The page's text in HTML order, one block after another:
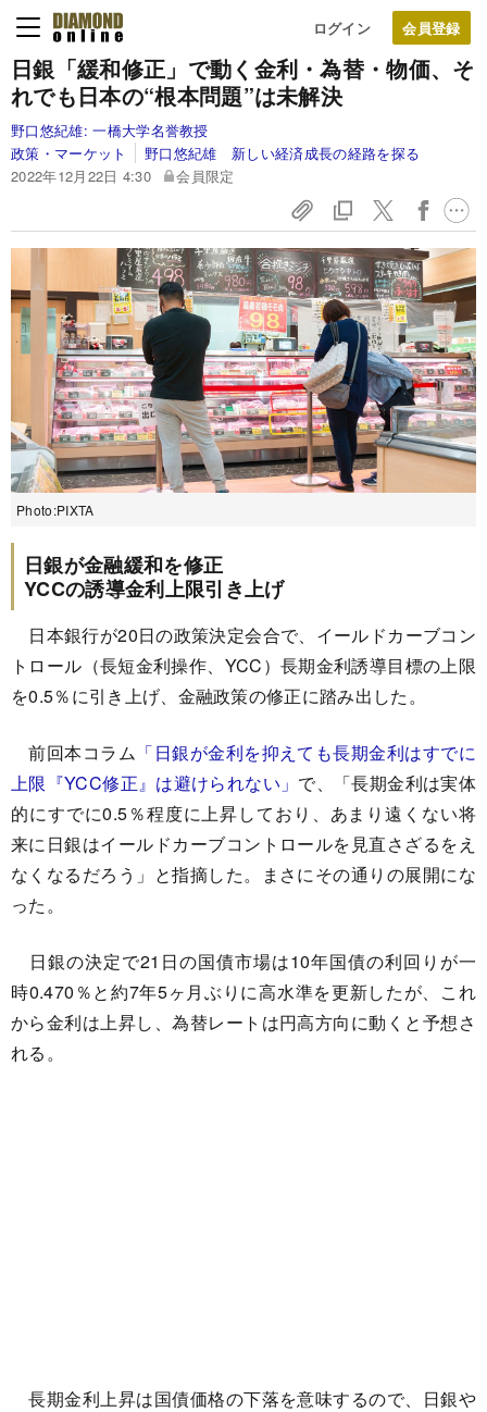
ログイン
日銀「緩和修正」で動く金利・為替・物価、そ
れでも日本の“根本問題”は未解決
野口悠紀雄:一橋大学名誉教授
政策・マーケット
野口悠紀雄 新しい経済成長の経路を探る
2022年12月22日 4:30
会員限定
Photo:PIXTA
日銀が金融緩和を修正
YCCの誘導金利上限引き上げ
日本銀行が20日の政策決定会合で、イールドカーブコン
トロール（長短金利操作、YCC）長期金利誘導目標の上限
を0.5％に引き上げ、金融政策の修正に踏み出した。
前回本コラム 「日銀が金利を抑えても長期金利はすでに
上限『YCC修正』は避けられない」 で、「長期金利は実体
的にすでに0.5％程度に上昇しており、あまり遠くない将
来に日銀はイールドカーブコントロールを見直さざるをえ
なくなるだろう」と指摘した。まさにその通りの展開にな
った。
日銀の決定で21日の国債市場は10年国債の利回りが一
時0.470％と約7年5ヶ月ぶりに高水準を更新したが、これ
から金利は上昇し、為替レートは円高方向に動くと予想さ
れる。
長期金利上昇は国債価格の下落を意味するので、日銀や